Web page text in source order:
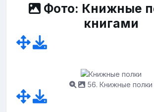
Фото: Книжные
книгами
56. Книжные полки